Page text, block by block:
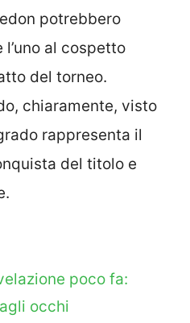
potrebbero
al cospetto
del torneo.
chiaramente, visto
rappresenta il
del titolo e
poco fa:
occhi